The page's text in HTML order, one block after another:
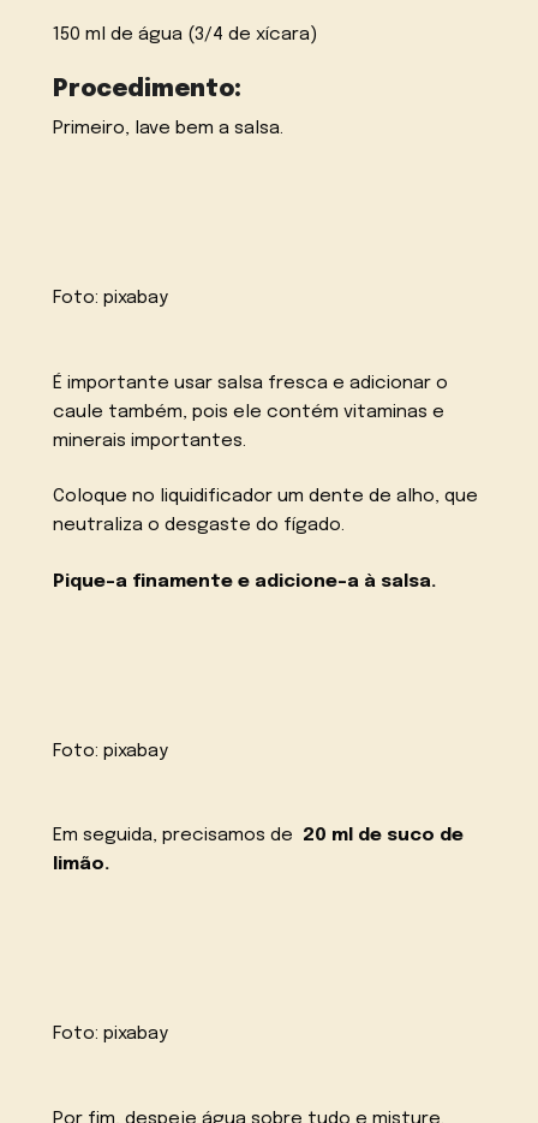
150 ml de água (3/4 de xícara)
Procedimento:
Primeiro, lave bem a salsa.
Foto:pixabay
É importante usar salsa fresca e adicionar o
caule também, pois ele contém vitaminas e
minerais importantes.
Coloque no liquidificador um dente de alho, que
neutraliza o desgaste do fígado.
Pique-a finamente e adicione-a à salsa.
Foto:pixabay
Em seguida, precisamos de
20 ml de suco de
limão.
Foto:pixabay
Por fim, despeje água sobre tudo e misture.